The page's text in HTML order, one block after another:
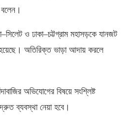
–সিলেট ও ঢাকা–চট্টগ্রাম মহাসড়কে যানজট
অতিরিক্ত ভাড়া আদায় করলে
অভিযোগের বিষয়ে সংশ্লিষ্ট
ব্যবস্থা নেয়া হবে।